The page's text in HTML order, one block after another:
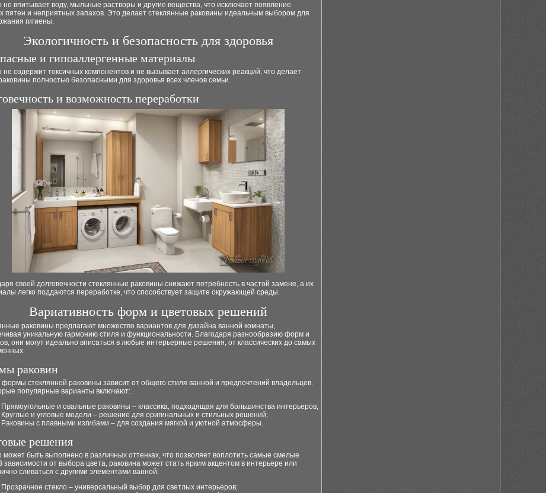
не впитывает воду, мыльные растворы и другие вещества, что исключает появление
пятен и неприятных запахов. Это делает стеклянные раковины идеальным выбором для
гигиены.
Экологичность и безопасность для здоровья
и гипоаллергенные материалы
не содержит токсичных компонентов и не вызывает аллергических реакций, что делает
полностью безопасными для здоровья всех членов семьи.
и возможность переработки
своей долговечности стеклянные раковины снижают потребность в частой замене, а их
легко поддаются переработке, что способствует защите окружающей среды.
Вариативность форм и цветовых решений
раковины предлагают множество вариантов для дизайна ванной комнаты,
уникальную гармонию стиля и функциональности. Благодаря разнообразию форм и
они могут идеально вписаться в любые интерьерные решения, от классических до самых
раковин
стеклянной раковины зависит от общего стиля ванной и предпочтений владельцев.
популярные варианты включают:
Прямоугольные и овальные раковины – классика, подходящая для большинства интерьеров;
Круглые и угловые модели – решение для оригинальных и стильных решений;
Раковины с плавными изгибами – для создания мягкой и уютной атмосферы.
решения
может быть выполнено в различных оттенках, что позволяет воплотить самые смелые
зависимости от выбора цвета, раковина может стать ярким акцентом в интерьере или
сливаться с другими элементами ванной:
Прозрачное стекло – универсальный выбор для светлых интерьеров;